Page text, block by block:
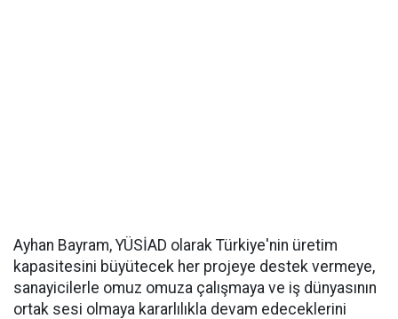
Ayhan Bayram, YÜSİAD olarak Türkiye'nin üretim
kapasitesini büyütecek her projeye destek vermeye,
sanayicilerle omuz omuza çalışmaya ve iş dünyasının
ortak sesi olmaya kararlılıkla devam edeceklerini